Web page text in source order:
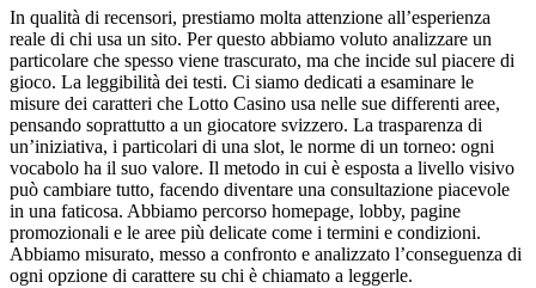
In qualità di recensori, prestiamo molta attenzione all’esperienza
reale di chi usa un sito. Per questo abbiamo voluto analizzare un
particolare che spesso viene trascurato, ma che incide sul piacere di
gioco. La leggibilità dei testi. Ci siamo dedicati a esaminare le
misure dei caratteri che Lotto Casino usa nelle sue differenti aree,
pensando soprattutto a un giocatore svizzero. La trasparenza di
un’iniziativa, i particolari di una slot, le norme di un torneo: ogni
vocabolo ha il suo valore. Il metodo in cui è esposta a livello visivo
può cambiare tutto, facendo diventare una consultazione piacevole
in una faticosa. Abbiamo percorso homepage, lobby, pagine
promozionali e le aree più delicate come i termini e condizioni.
Abbiamo misurato, messo a confronto e analizzato l’conseguenza di
ogni opzione di carattere su chi è chiamato a leggerle.